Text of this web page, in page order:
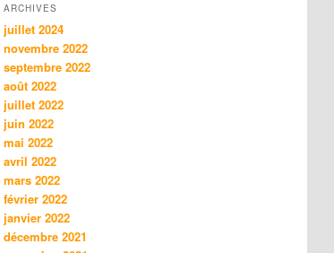
ARCHIVES
juillet 2024
novembre 2022
septembre 2022
août 2022
juillet 2022
juin 2022
mai 2022
avril 2022
mars 2022
février 2022
janvier 2022
décembre 2021